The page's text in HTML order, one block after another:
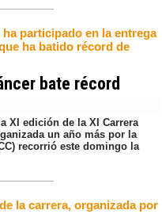
participado en la entrega
ha batido récord de
bate récord
XI edición de la XI Carrera
un año más por la
recorrió este domingo la
la carrera, organizada por